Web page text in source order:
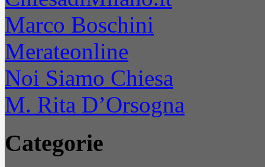
Marco Boschini
Merateonline
Noi Siamo Chiesa
M. Rita D’Orsogna
Categorie